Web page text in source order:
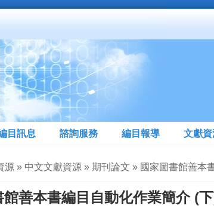
目訊息 諮詢服務 編目報導 文獻資
源 » 中文文獻資源 » 期刊論文 » 國家圖書館善本
館善本書編目自動化作業簡介 (